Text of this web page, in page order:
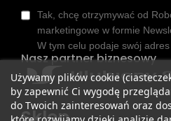
Używamy plików cookie
by zapewnić Ci wygodę
do Twoich zainteresowań oraz
Tak, chcę otrzymywać od
marketingowe w formie
W tym celu podaje swój adres
Nasz partner biznesowy